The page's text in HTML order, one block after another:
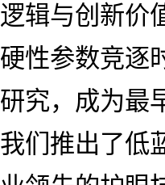
逻辑与创新价
硬性参数竞逐
研究，成为最
我们推出了低